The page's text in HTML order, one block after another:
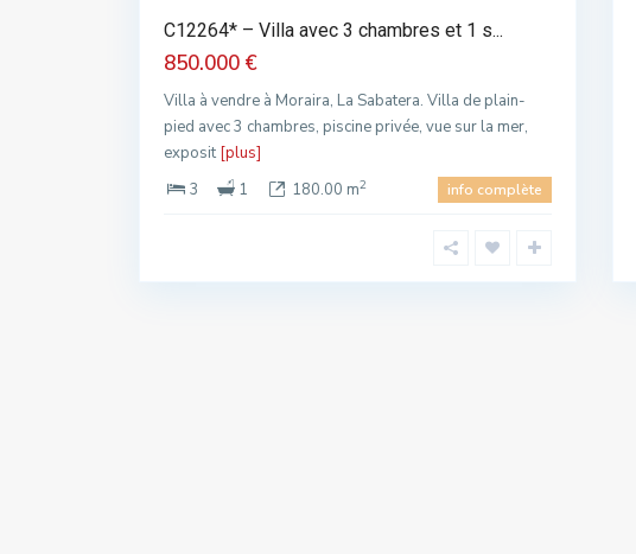
C12264* – Villa avec 3 chambres et 1 s...
850.000 €
Villa à vendre à Moraira, La Sabatera. Villa de plain-
pied avec 3 chambres, piscine privée, vue sur la mer,
exposit [plus]
3
1 180.00 m2 info complète